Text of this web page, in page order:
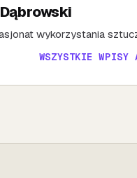
wykorzystania
WSZYSTKIE WPISY